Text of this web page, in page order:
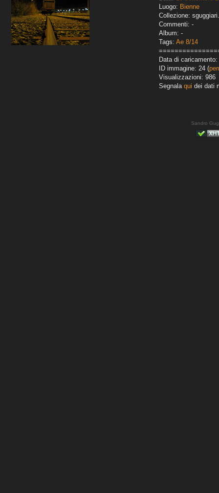
Luogo: Bienne
Collezione:
Commenti: -
Album: -
Tags: Ae 8/14
Data di caricamento:
ID immagine: 24 (
Visualizzazioni: 986
Segnala qui dei dati
Sandro